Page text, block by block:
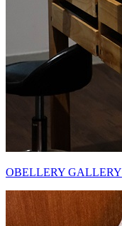
OBELLERY GALLERY